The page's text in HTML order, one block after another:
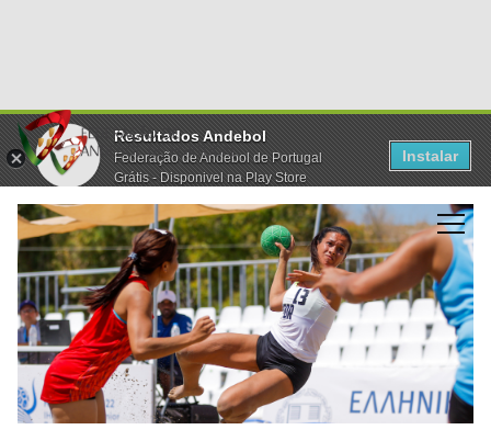
Resultados Andebol
Federação de Andebol de Portugal
Grátis - Disponivel na Play Store
Instalar